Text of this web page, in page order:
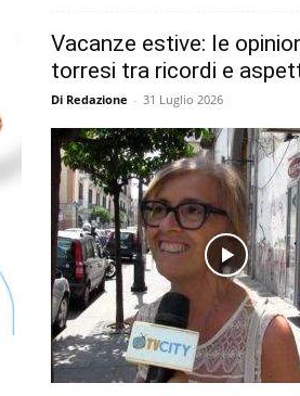
Vacanze estive: le
torresi tra ricordi e
Di Redazione - 31 Luglio 2026